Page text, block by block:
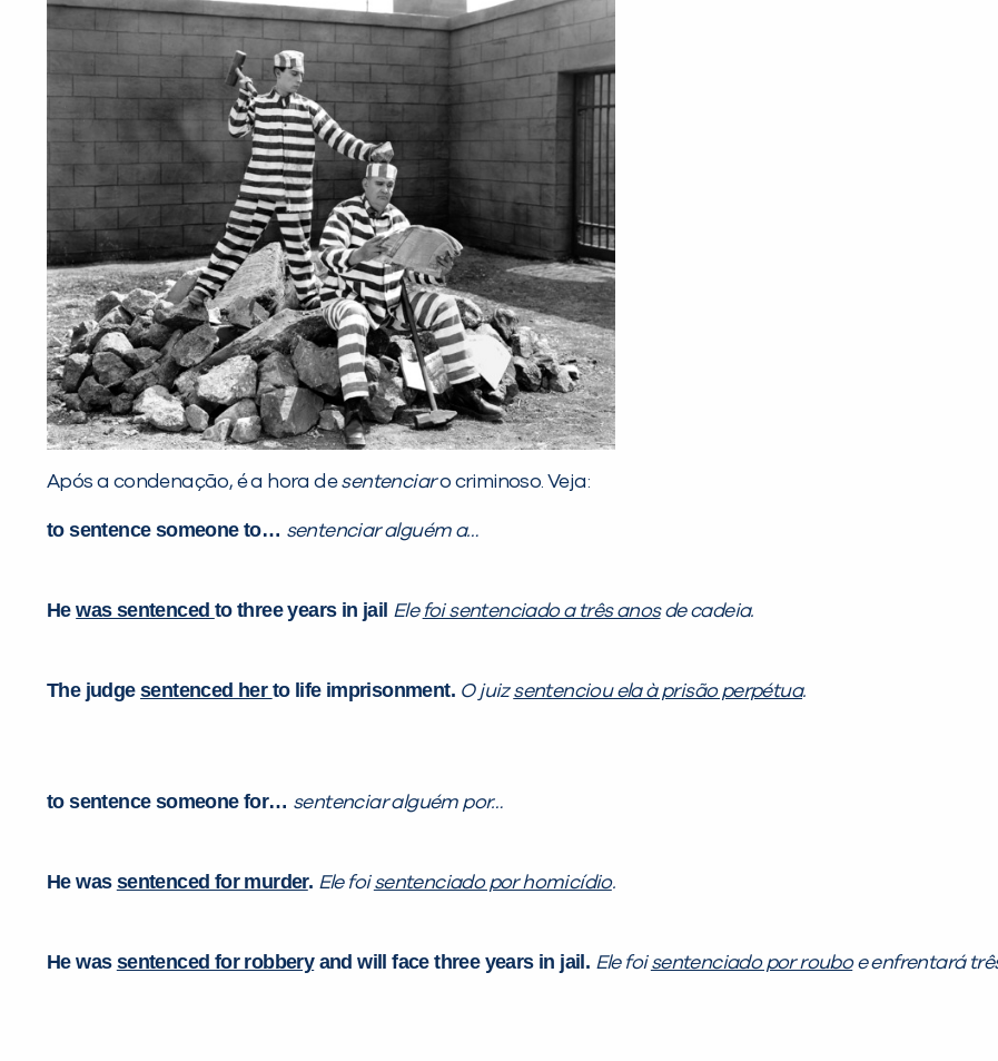
Após a condenação, é a hora desentenciaro criminoso. Veja:
to sentence someone to… sentenciar alguém a…
Hewas sentenced to three years in jail Ele foi sentenciado a três anosde cadeia.
The judgesentenced her to life imprisonment. O juizsentenciou ela à prisão perpétua.
to sentence someone for… sentenciar alguém por…
He was sentenced for murder. Ele foisentenciado por homicídio.
He was sentenced for robberyand will face three years in jail. Ele foisentenciado por rouboe enfrentará